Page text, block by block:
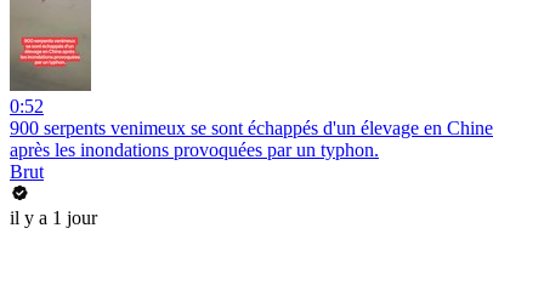
0:52
900 serpents venimeux se sont échappés d'un élevage en Chine
après les inondations provoquées par un typhon.
Brut
il y a 1 jour